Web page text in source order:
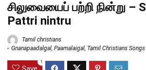
சிலுவையைப் பற்றி நின்று –
Pattri nintru
Tamil christians
Gnanapaadalgal, Paamalaigal, Tamil Christians Songs
1